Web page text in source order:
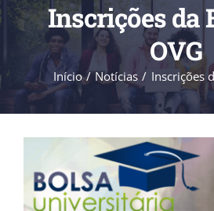
Inscrições da
OVG
Início Notícias Inscrições
Image